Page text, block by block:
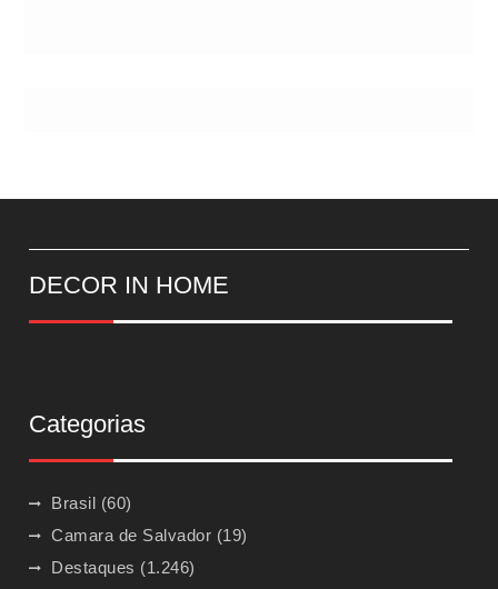
DECOR IN HOME
Categorias
Brasil (60)
Camara de Salvador (19)
Destaques (1.246)